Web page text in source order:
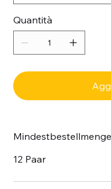
Quantità
Mindestbestellmenge
12 Paar